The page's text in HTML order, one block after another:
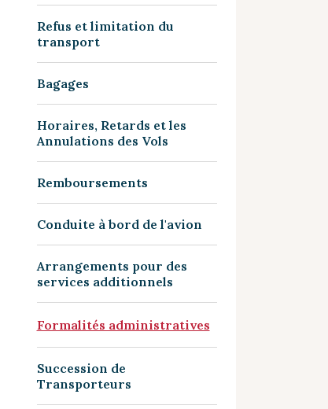
Refus et limitation du
transport
Bagages
Horaires, Retards et les
Annulations des Vols
Remboursements
Conduite à bord de l'avion
Arrangements pour des
services additionnels
Formalités administratives
Succession de
Transporteurs